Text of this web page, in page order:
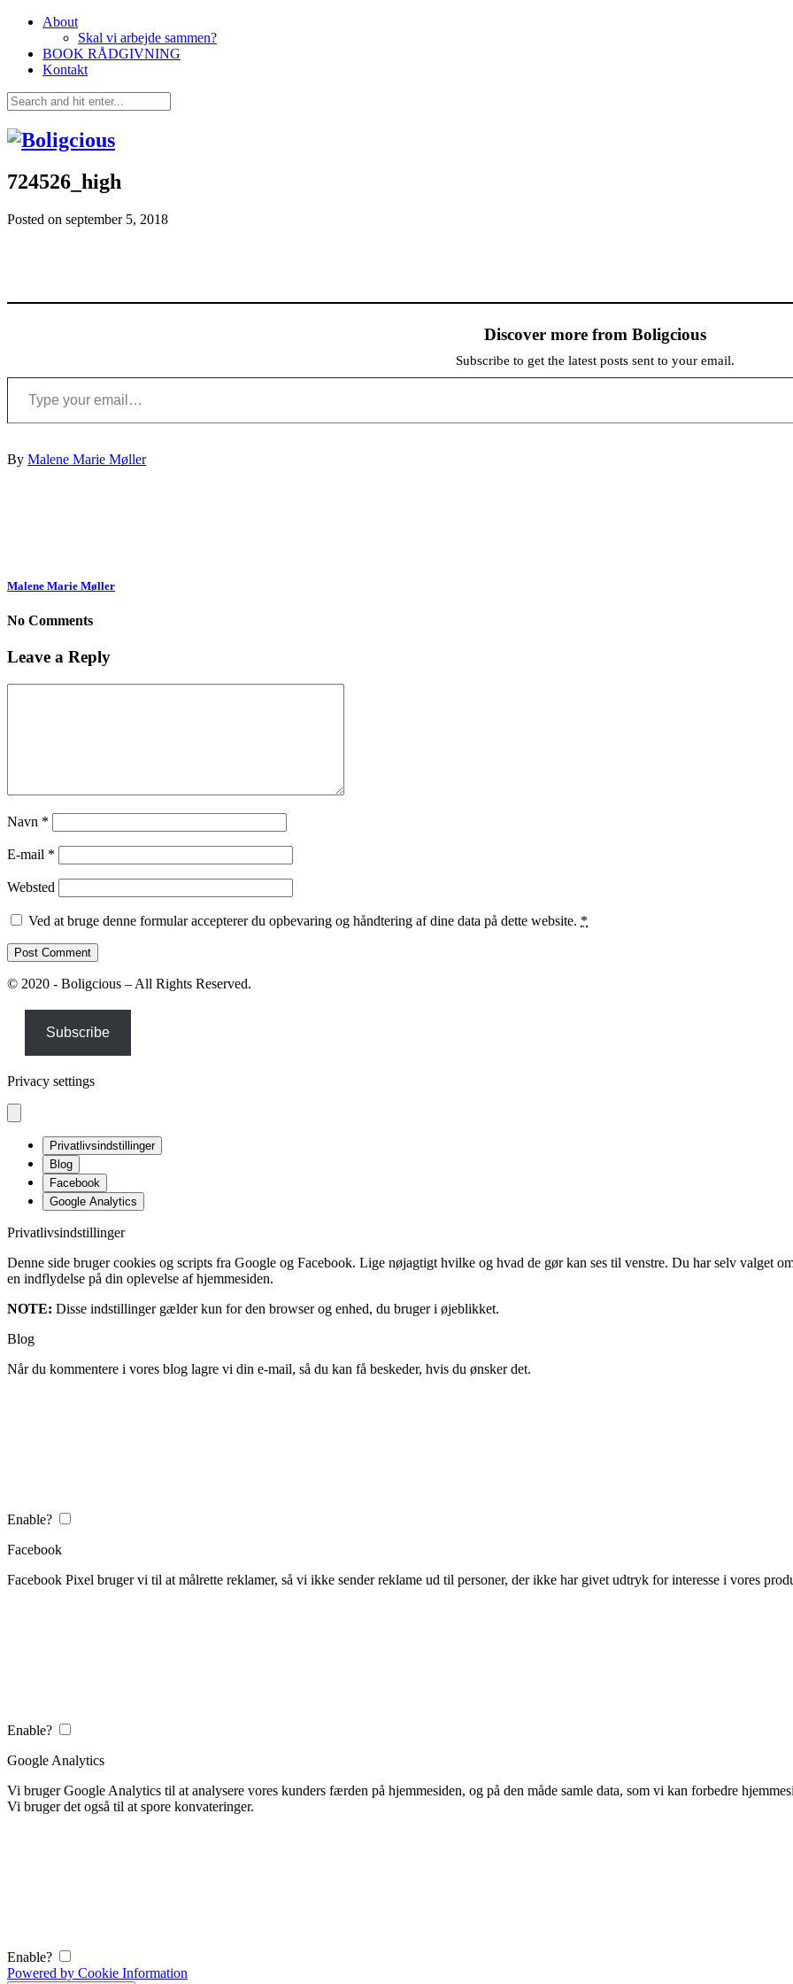
About
Skal vi arbejde sammen?
BOOK RÅDGIVNING
Kontakt
724526_high
Posted on september 5, 2018
Discover more from Boligcious
Subscribe to get the latest posts sent to your email.
Type your email…
By Malene Marie Møller
Malene Marie Møller
No Comments
Leave a Reply
Navn *
E-mail *
Websted
Ved at bruge denne formular accepterer du opbevaring og håndtering af dine data på dette website. *
© 2020 - Boligcious – All Rights Reserved.
Subscribe
Privacy settings
Privatlivsindstillinger
Blog
Facebook
Google Analytics
Privatlivsindstillinger
Denne side bruger cookies og scripts fra Google og Facebook. Lige nøjagtigt hvilke og hvad de gør kan ses til venstre. Du har selv valget
en indflydelse på din oplevelse af hjemmesiden.
NOTE: Disse indstillinger gælder kun for den browser og enhed, du bruger i øjeblikket.
Blog
Når du kommentere i vores blog lagre vi din e-mail, så du kan få beskeder, hvis du ønsker det.
Enable?
Facebook
Facebook Pixel bruger vi til at målrette reklamer, så vi ikke sender reklame ud til personer, der ikke har givet udtryk for interesse i vores
Enable?
Google Analytics
Vi bruger Google Analytics til at analysere vores kunders færden på hjemmesiden, og på den måde samle data, som vi kan forbedre
Vi bruger det også til at spore konvateringer.
Enable?
Powered by Cookie Information